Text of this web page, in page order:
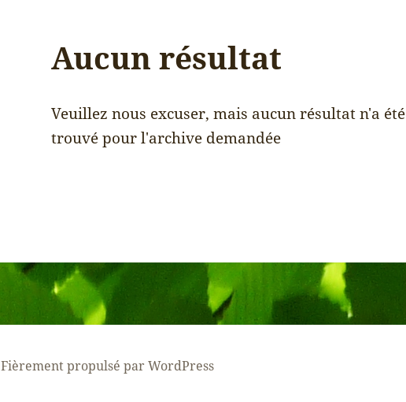
Aucun résultat
Veuillez nous excuser, mais aucun résultat n'a été
trouvé pour l'archive demandée
Fièrement propulsé par WordPress